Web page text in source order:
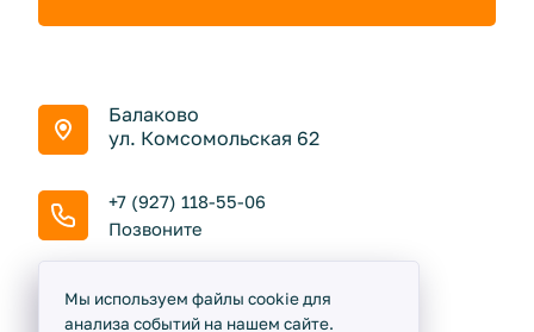
Балаково
ул. Комсомольская 62
+7 (927) 118-55-06
Позвоните
Пн - Сб: 9:00 до 18:00
Вс: Выходной
Мы используем файлы cookie для
анализа событий на нашем сайте.